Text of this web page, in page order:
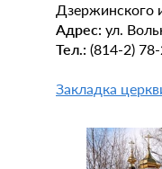
Дзержинского
Адрес: ул.
Тел.: (814-2)
Закладка